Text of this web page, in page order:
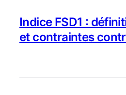
Indice FSD1 :
et contraintes